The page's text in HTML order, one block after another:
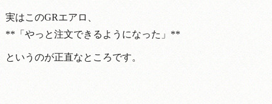
実はこのGRエアロ、
**「やっと注文できるようになった」**
というのが正直なところです。